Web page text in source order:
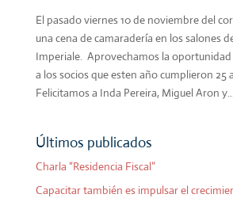
El pasado viernes 10 de noviembre del
una cena de camaradería en los salones
Imperiale. Aprovechamos la
a los socios que esten año cumplieron 25
Felicitamos a Inda Pereira, Miguel Aron
Últimos publicados
Charla “Residencia Fiscal”
Capacitar también es impulsar el